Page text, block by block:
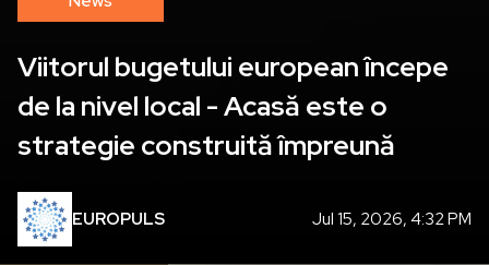
COHERO4EU: un an de dialog
despre viitorul fondurilor europene
EUROPULS Jul 30, 2026, 5:55 PM